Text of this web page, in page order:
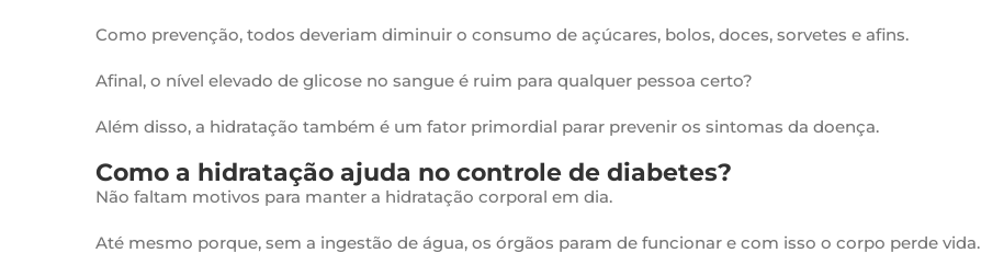
Como prevenção, todos deveriam diminuir o consumo de açúcares, bolos, doces, sorvetes e afins.
Afinal, o nível elevado de glicose no sangue é ruim para qualquer pessoa certo?
Além disso, a hidratação também é um fator primordial parar prevenir os sintomas da doença.
Como a hidratação ajuda no controle de diabetes?
Não faltam motivos para manter a hidratação corporal em dia.
Até mesmo porque, sem a ingestão de água, os órgãos param de funcionar e com isso o corpo perde vida.